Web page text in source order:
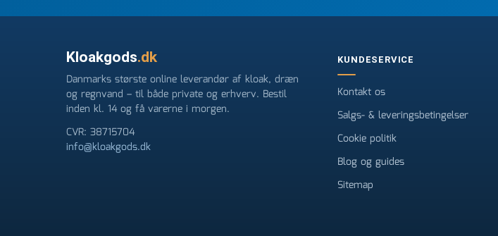
Kloakgods.dk
Danmarks største online leverandør af kloak, dræn
og regnvand – til både private og erhverv. Bestil
inden kl. 14 og få varerne i morgen.
CVR: 38715704
info@kloakgods.dk
KUNDESERVICE
Kontakt os
Salgs- & leveringsbetingelser
Cookie politik
Blog og guides
Sitemap